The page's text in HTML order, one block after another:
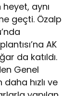
heyet, aynı
geçti. Özalp
AK
da katıldı.
Genel
hızlı ve